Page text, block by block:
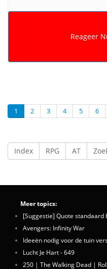
1 2 3 4 5 6
Index RPG AT
Meer topics:
[Suggestie] Quote standaard
Avengers: Infinity War
Ideeën nodig voor de tuin
Lucht Je Hart - 649
250 | The Walking Dead |